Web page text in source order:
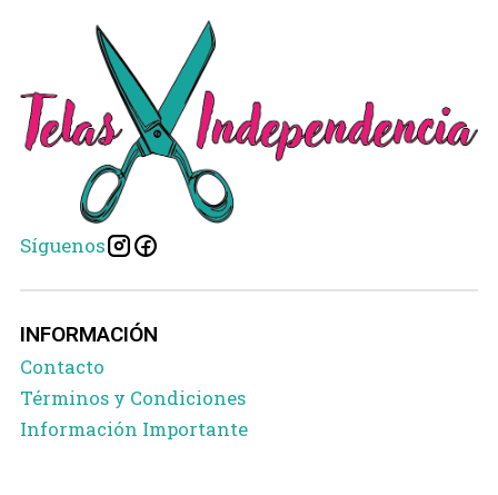
Síguenos
INFORMACIÓN
Contacto
Términos y Condiciones
Información Importante